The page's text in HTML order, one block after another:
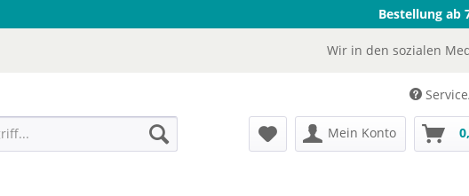
Bestellung ab
Wir in den sozialen
Mein Konto